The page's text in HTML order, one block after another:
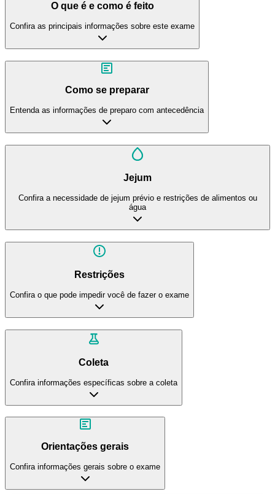
O que é e como é feito
Confira as principais informações sobre este exame
Como se preparar
Entenda as informações de preparo com antecedência
Jejum
Confira a necessidade de jejum prévio e restrições de alimentos ou
água
Restrições
Confira o que pode impedir você de fazer o exame
Coleta
Confira informações específicas sobre a coleta
Orientações gerais
Confira informações gerais sobre o exame